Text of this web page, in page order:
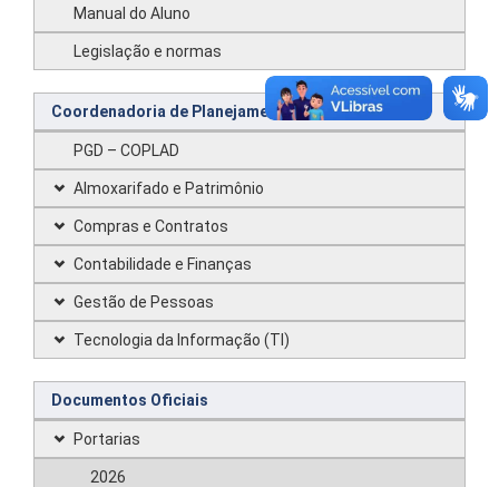
Manual do Aluno
Legislação e normas
Coordenadoria de Planejamento e Administração
PGD – COPLAD
Almoxarifado e Patrimônio
Compras e Contratos
Contabilidade e Finanças
Gestão de Pessoas
Tecnologia da Informação (TI)
Documentos Oficiais
Portarias
2026